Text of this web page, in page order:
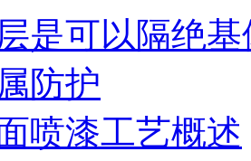
是可以隔绝
防护
喷漆工艺概述